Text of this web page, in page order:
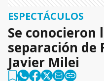
ESPECTÁCULOS
Se conocieron
separación de
Javier Milei